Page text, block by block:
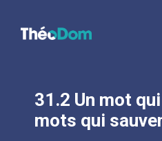
31.2 Un mot
mots qui